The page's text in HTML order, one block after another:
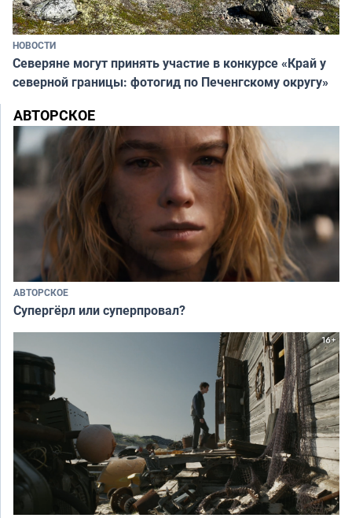
НОВОСТИ
Северяне могут принять участие в конкурсе «Край у
северной границы: фотогид по Печенгскому округу»
АВТОРСКОЕ
АВТОРСКОЕ
Супергёрл или суперпровал?